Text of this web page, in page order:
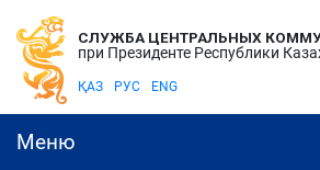
СЛУЖБА ЦЕНТРАЛЬНЫХ
при Президенте Республики
ҚАЗ РУС ENG
Меню